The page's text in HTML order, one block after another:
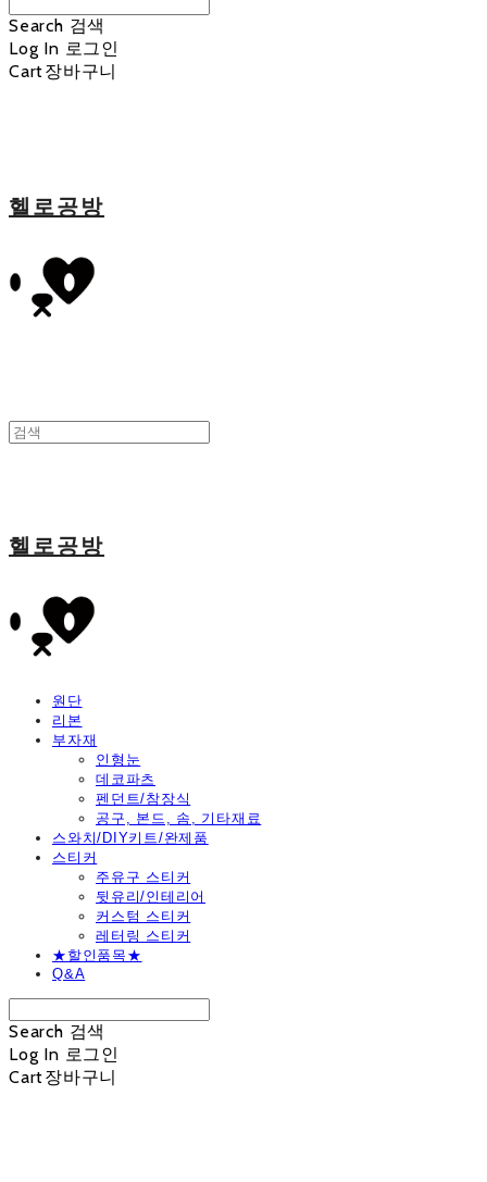
Search 검색
Log In 로그인
Cart장바구니
헬로공방
헬로공방
원단
리본
부자재
인형눈
데코파츠
펜던트/참장식
공구, 본드, 솜, 기타재료
스와치/DIY키트/완제품
스티커
주유구 스티커
뒷유리/인테리어
커스텀 스티커
레터링 스티커
★할인품목★
Q&A
Search 검색
Log In 로그인
Cart장바구니